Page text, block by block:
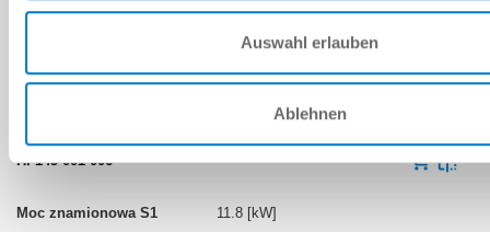
Auswahl erlauben
Ablehnen
HSK-F63
HF145-001-006
11.8 [kW]